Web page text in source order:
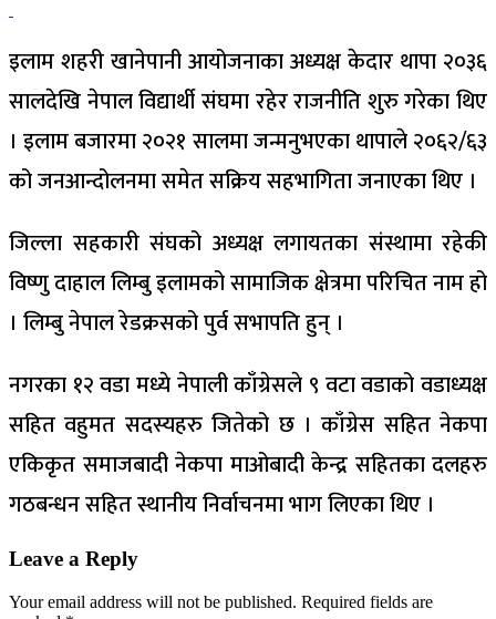
इलाम शहरी खानेपानी आयोजनाका अध्यक्ष केदार थापा २०३६
सालदेखि नेपाल विद्यार्थी संघमा रहेर राजनीति शुरु गरेका थिए
। इलाम बजारमा २०२१ सालमा जन्मनुभएका थापाले २०६२/६३
को जनआन्दोलनमा समेत सक्रिय सहभागिता जनाएका थिए ।
जिल्ला सहकारी संघको अध्यक्ष लगायतका संस्थामा रहेकी
विष्णु दाहाल लिम्बु इलामको सामाजिक क्षेत्रमा परिचित नाम हो
। लिम्बु नेपाल रेडक्रसको पुर्व सभापति हुन् ।
नगरका १२ वडा मध्ये नेपाली काँग्रेसले ९ वटा वडाको वडाध्यक्ष
सहित वहुमत सदस्यहरु जितेको छ । काँग्रेस सहित नेकपा
एकिकृत समाजबादी नेकपा माओबादी केन्द्र सहितका दलहरु
गठबन्धन सहित स्थानीय निर्वाचनमा भाग लिएका थिए ।
Leave a Reply
Your email address will not be published. Required fields are